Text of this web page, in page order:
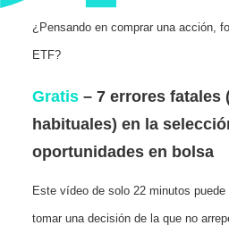
¿Pensando en comprar una acción,
ETF?
Gratis – 7 errores fatales
habituales) en la
oportunidades en bolsa
Este vídeo de solo 22 minutos puede
tomar una decisión de la que no